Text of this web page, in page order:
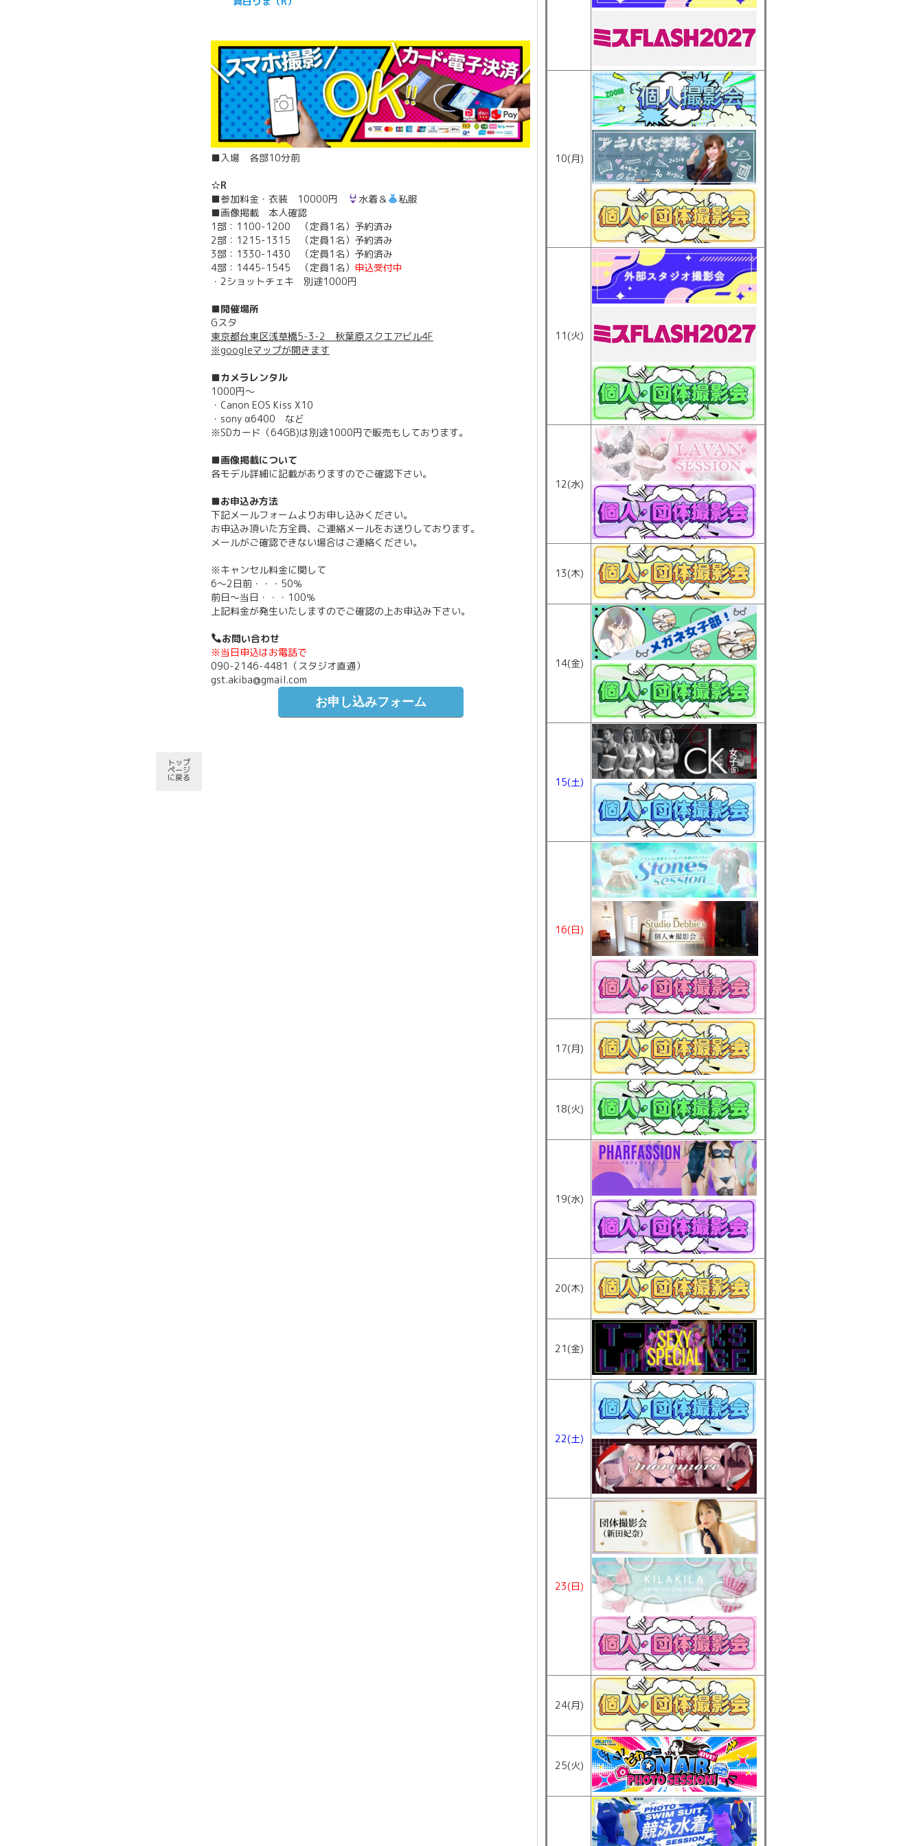
■入場 各部10分前
☆R
■参加料金・衣装 10000円
水着＆
私服
■画像掲載 本人確認
1部：1100-1200 （定員1名）予約済み
2部：1215-1315 （定員1名）予約済み
3部：1330-1430 （定員1名）予約済み
4部：1445-1545 （定員1名） 申込受付中
・2ショットチェキ 別途1000円
■開催場所
Gスタ
東京都台東区浅草橋5-3-2 秋葉原スクエアビル4F
※googleマップが開きます
■カメラレンタル
1000円～
・Canon EOS Kiss X10
・sony α6400 など
※SDカード（64GB)は別途1000円で販売もしております。
■画像掲載について
各モデル詳細に記載がありますのでご確認下さい。
■お申込み方法
下記メールフォームよりお申し込みください。
お申込み頂いた方全員、ご連絡メールをお送りしております。
メールがご確認できない場合はご連絡ください。
※キャンセル料金に関して
6〜2日前・・・50％
前日〜当日・・・100％
上記料金が発生いたしますのでご確認の上お申込み下さい。
お問い合わせ
※当日申込はお電話で
090-2146-4481（スタジオ直通）
gst.akiba@gmail.com
お申し込みフォーム
トップ
ページ
に戻る
10(月)
11(火)
12(水)
13(木)
14(金)
15(土)
16(日)
17(月)
18(火)
19(水)
20(木)
21(金)
22(土)
23(日)
24(月)
25(火)